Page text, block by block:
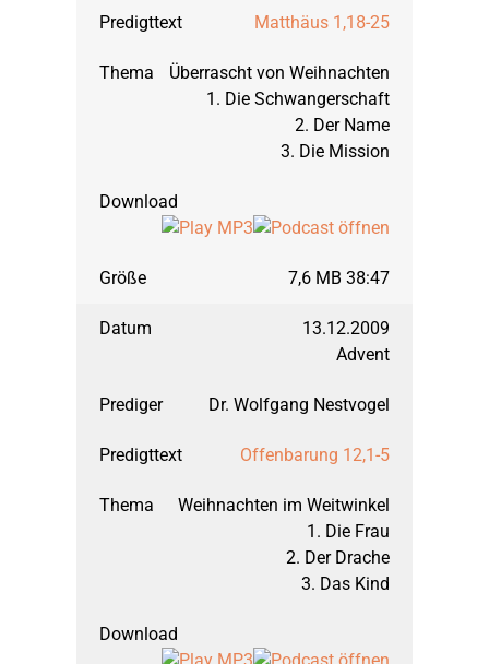
September 2013: 1.
März 2013: 1.
März 2012: 1.
September 2011: 1.
September 2010: 2.
März 2010: 1.
Matthäus 1,18-25
Überrascht von Weihnachten
1. Die Schwangerschaft
2. Der Name
3. Die Mission
7,6 MB 38:47
13.12.2009
Advent
Dr. Wolfgang Nestvogel
Offenbarung 12,1-5
Weihnachten im Weitwinkel
1. Die Frau
2. Der Drache
3. Das Kind